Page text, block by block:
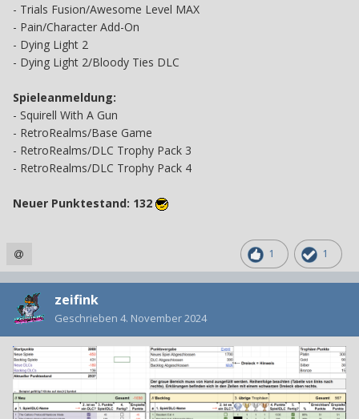
- Trials Fusion/Awesome Level MAX
- Pain/Character Add-On
- Dying Light 2
- Dying Light 2/Bloody Ties DLC
Spieleanmeldung:
- Squirell With A Gun
- RetroRealms/Base Game
- RetroRealms/DLC Trophy Pack 3
- RetroRealms/DLC Trophy Pack 4
Neuer Punktestand: 132
1 1
zeifink
Geschrieben 4. November 2024